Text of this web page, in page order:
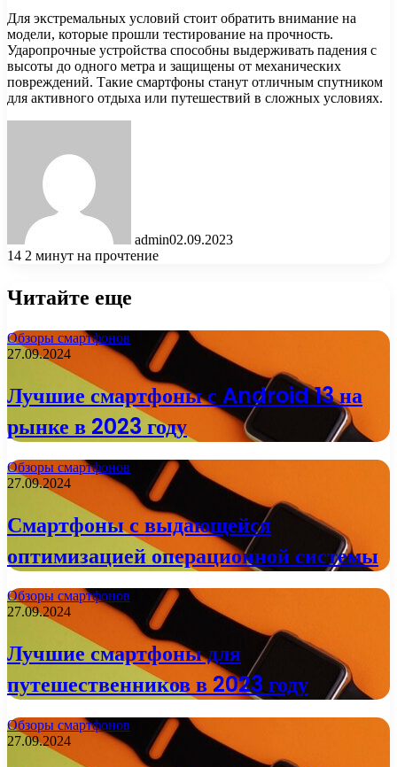
Для экстремальных условий стоит обратить внимание на
модели, которые прошли тестирование на прочность.
Ударопрочные устройства способны выдерживать падения с
высоты до одного метра и защищены от механических
повреждений. Такие смартфоны станут отличным спутником
для активного отдыха или путешествий в сложных условиях.
admin02.09.2023
14 2 минут на прочтение
Читайте еще
Обзоры смартфонов
27.09.2024
Лучшие смартфоны с Android 13 на
рынке в 2023 году
Обзоры смартфонов
27.09.2024
Смартфоны с выдающейся
оптимизацией операционной системы
Обзоры смартфонов
27.09.2024
Лучшие смартфоны для
путешественников в 2023 году
Обзоры смартфонов
27.09.2024